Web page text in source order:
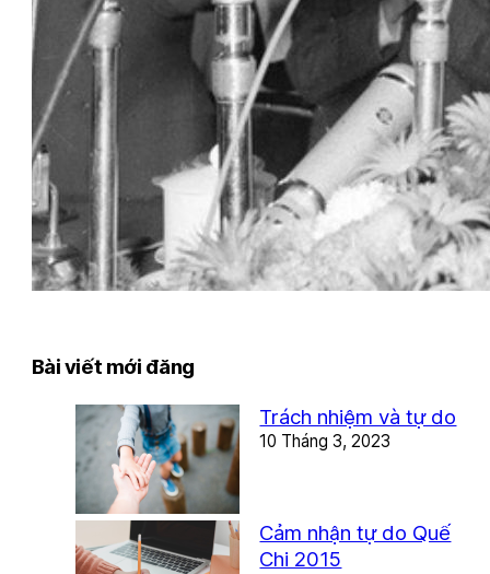
Bài viết mới đăng
Trách nhiệm và tự do
10 Tháng 3, 2023
Cảm nhận tự do Quế
Chi 2015